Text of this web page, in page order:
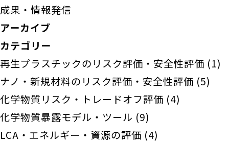
成果・情報発信
アーカイブ
カテゴリー
再生プラスチックのリスク評価・安全性評価 (1)
ナノ・新規材料のリスク評価・安全性評価 (5)
化学物質リスク・トレードオフ評価 (4)
化学物質暴露モデル・ツール (9)
LCA・エネルギー・資源の評価 (4)